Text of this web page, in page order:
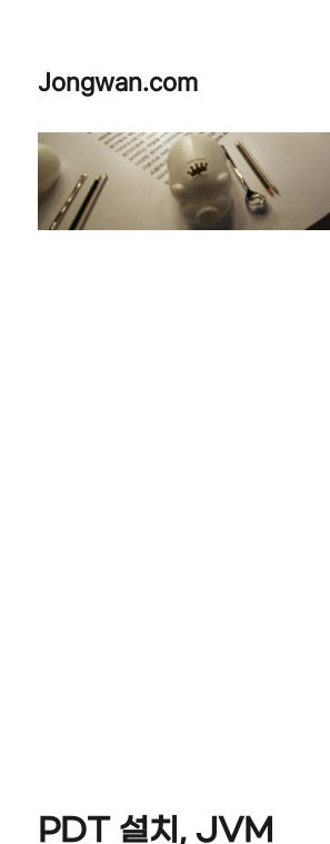
Jongwan.com
PDT 설치, JVM